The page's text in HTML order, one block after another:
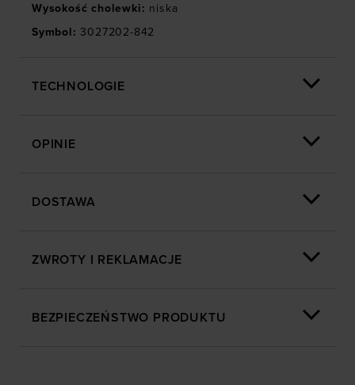
Wysokość cholewki: niska
Symbol: 3027202-842
TECHNOLOGIE
OPINIE
DOSTAWA
ZWROTY I REKLAMACJE
BEZPIECZEŃSTWO PRODUKTU